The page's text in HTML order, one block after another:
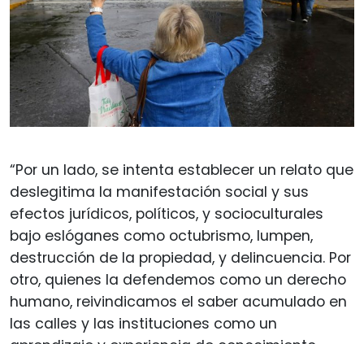
“Por un lado, se intenta establecer un relato que
deslegitima la manifestación social y sus
efectos jurídicos, políticos, y socioculturales
bajo eslóganes como octubrismo, lumpen,
destrucción de la propiedad, y delincuencia. Por
otro, quienes la defendemos como un derecho
humano, reivindicamos el saber acumulado en
las calles y las instituciones como un